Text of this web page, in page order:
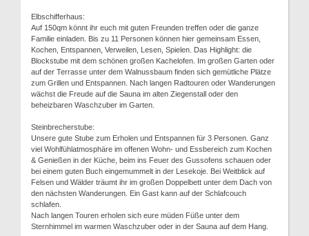
Elbschifferhaus:
Auf 150qm könnt ihr euch mit guten Freunden treffen oder die ganze
Familie einladen. Bis zu 11 Personen können hier gemeinsam Essen,
Kochen, Entspannen, Verweilen, Lesen, Spielen. Das Highlight: die
Blockstube mit dem schönen großen Kachelofen. Im großen Garten oder
auf der Terrasse unter dem Walnussbaum finden sich gemütliche Plätze
zum Grillen und Entspannen. Nach langen Radtouren oder Wanderungen
wächst die Freude auf die Sauna im alten Ziegenstall oder den
beheizbaren Waschzuber im Garten.
Steinbrecherstube:
Unsere gute Stube zum Erholen und Entspannen für 3 Personen. Ganz
viel Wohlfühlatmosphäre im offenen Wohn- und Essbereich zum Kochen
& Genießen in der Küche, beim ins Feuer des Gussofens schauen oder
bei einem guten Buch eingemummelt in der Lesekoje. Bei Weitblick auf
Felsen und Wälder träumt ihr im großen Doppelbett unter dem Dach von
den nächsten Wanderungen. Ein Gast kann auf der Schlafcouch
schlafen.
Nach langen Touren erholen sich eure müden Füße unter dem
Sternhimmel im warmen Waschzuber oder in der Sauna auf dem Hang.